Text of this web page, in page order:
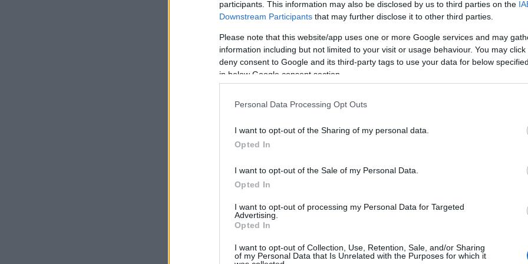
participants. This information may also be disclosed by us to third parties on the
Downstream Participants that may further disclose it to other third parties.
Please note that this website/app uses one or more Google services and may
information including but not limited to your visit or usage behaviour. You may
deny consent to Google and its third-party tags to use your data for below
in below Google consent section.
Personal Data Processing Opt Outs
I want to opt-out of the Sharing of my personal data.
Opted In
I want to opt-out of the Sale of my Personal Data.
Opted In
I want to opt-out of processing my Personal Data for Targeted
Advertising.
Opted In
I want to opt-out of Collection, Use, Retention, Sale, and/or Sharing
of my Personal Data that Is Unrelated with the Purposes for which it